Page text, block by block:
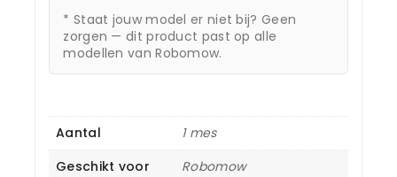
* Staat jouw model er niet bij? Geen
zorgen — dit product past op alle
modellen van Robomow.
Aantal
1 mes
Geschikt voor
Robomow